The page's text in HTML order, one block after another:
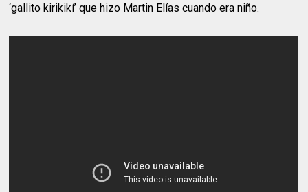
‘gallito kirikikí’ que hizo Martin Elías cuando era niño.